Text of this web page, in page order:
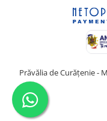
Prăvălia de Curățenie -